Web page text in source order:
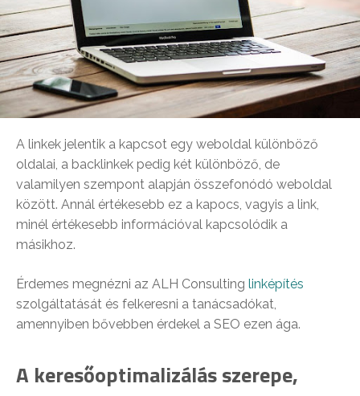
A linkek jelentik a kapcsot egy weboldal különböző
oldalai, a backlinkek pedig két különböző, de
valamilyen szempont alapján összefonódó weboldal
között. Annál értékesebb ez a kapocs, vagyis a link,
minél értékesebb információval kapcsolódik a
másikhoz.
Érdemes megnézni az ALH Consulting linképítés
szolgáltatását és felkeresni a tanácsadókat,
amennyiben bővebben érdekel a SEO ezen ága.
A keresőoptimalizálás szerepe,